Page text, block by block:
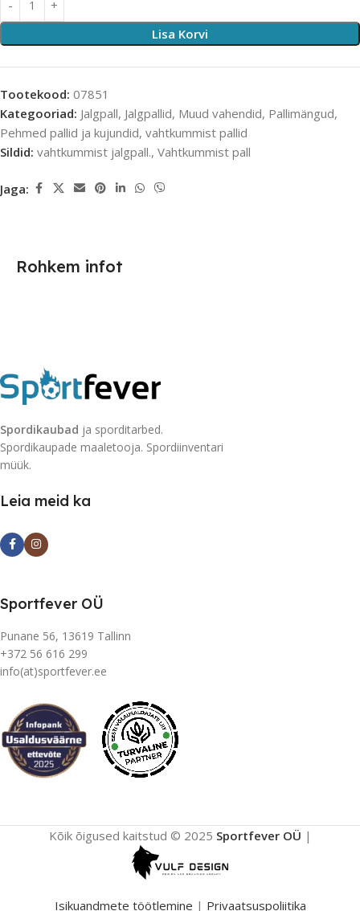
Lisa Korvi
Tootekood: 07851
Kategooriad: Jalgpall, Jalgpallid, Muud vahendid, Pallimängud,
Pehmed pallid ja kujundid, vahtkummist pallid
Sildid: vahtkummist jalgpall., Vahtkummist pall
Jaga:
Rohkem infot
Spordikaubad ja sporditarbed.
Spordikaupade maaletooja. Spordiinventari
müük.
Leia meid ka
Sportfever OÜ
Punane 56, 13619 Tallinn
+372 56 616 299
info(at)sportfever.ee
Kõik õigused kaitstud © 2025 Sportfever OÜ |
Isikuandmete töötlemine | Privaatsuspoliitika